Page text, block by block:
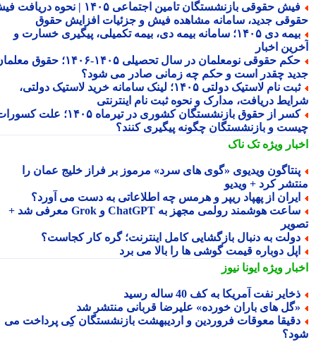
فیش حقوقی بازنشستگان تامین اجتماعی ۱۴۰۵ | نحوه دریافت فیش
جدید، سامانه مشاهده فیش و جزئیات افزایش حقوق
بیمه دی ۱۴۰۵؛ سامانه بیمه دی، بیمه تکمیلی، پیگیری خسارت و
اخبار
حکم حقوقی نومعلمان در سال تحصیلی ۱۴۰۵-۱۴۰۶؛ حقوق معلمان
چقدر است و حکم چه زمانی صادر می شود؟
ثبت نام لاستیک دولتی ۱۴۰۵؛ لینک سامانه خرید لاستیک دولتی،
دریافت، مدارک و نحوه ثبت نام اینترنتی
کسر از حقوق بازنشستگان کشوری در تیرماه ۱۴۰۵؛ علت کسورات
و بازنشستگان چگونه پیگیری کنند؟
ویژهتک ناک
ویدیوی «گوی های سرد» مرموز بر فراز خلیج عمان را
کرد + ویدیو
از پهپاد ریپر و هرمس چه اطلاعاتی به دست می آورد؟
ساعت هوشمند رولمی مجهز به ChatGPT و Grok معرفی شد +
به دنبال بازگشایی کامل اینترنت؛ گره کار کجاست؟
دوباره قیمت گوشی ها را بالا می برد
ویژهایونا نیوز
نفت آمریکا به کف 40 ساله رسید
های باران خورده» علیرضا قربانی منتشر شد
معوقات فروردین و اردیبهشت بازنشستگان کِی پرداخت می